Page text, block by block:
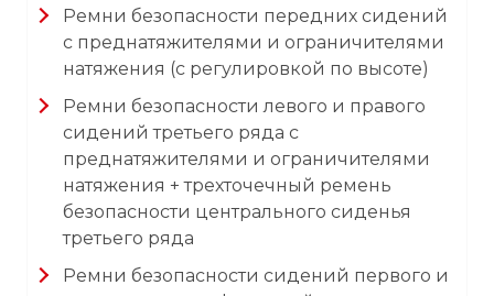
Ремни безопасности передних сидений
с преднатяжителями и ограничителями
натяжения (с регулировкой по высоте)
Ремни безопасности левого и правого
сидений третьего ряда с
преднатяжителями и ограничителями
натяжения + трехточечный ремень
безопасности центрального сиденья
третьего ряда
Ремни безопасности сидений первого и